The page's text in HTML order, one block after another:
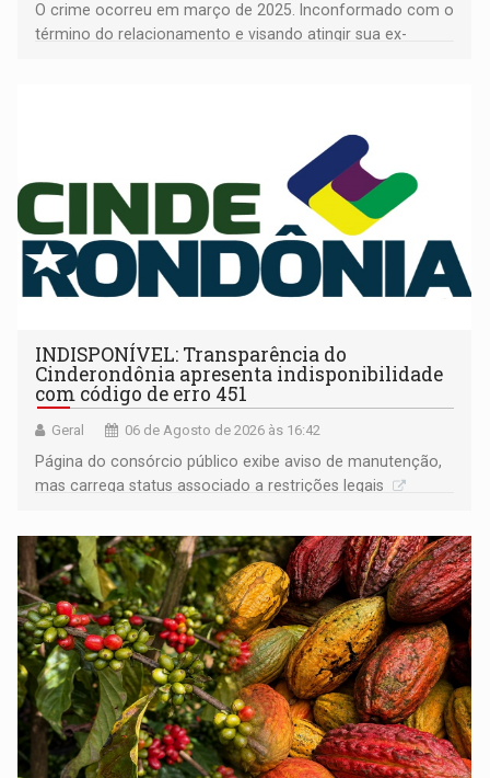
O crime ocorreu em março de 2025. Inconformado com o
término do relacionamento e visando atingir sua ex-
INDISPONÍVEL: Transparência do
Cinderondônia apresenta indisponibilidade
com código de erro 451
Geral 06 de Agosto de 2026 às 16:42
Página do consórcio público exibe aviso de manutenção,
mas carrega status associado a restrições legais